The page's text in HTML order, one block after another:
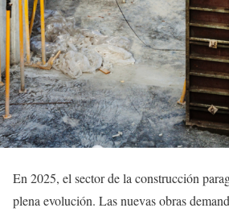
En 2025, el sector de la construcción
plena evolución. Las nuevas obras